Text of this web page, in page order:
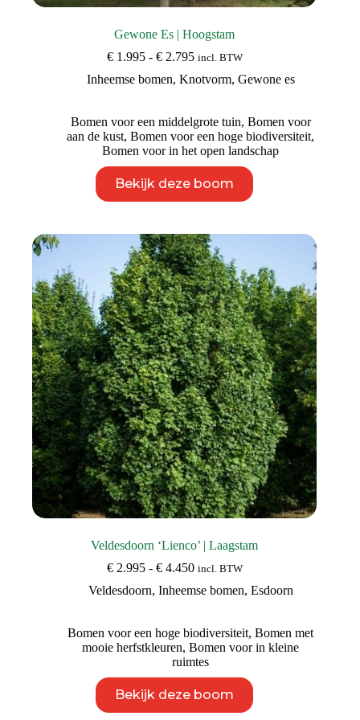
Gewone Es | Hoogstam
€1.995 - €2.795Prijsklasse:
tot
incl. BTW
Inheemse bomen, Knotvorm, Gewone es
Bomen voor een middelgrote tuin, Bomen voor
aan de kust,Bomen voor een hoge biodiversiteit,
Bomen voor in het open landschap
Bekijk deze boom
product
heeft
Deze
optie
kan
gekozen
worden
op
de
productpagina
Veldesdoorn ‘Lienco’ | Laagstam
€2.995 - €4.450Prijsklasse:
tot
incl. BTW
Veldesdoorn, Inheemse bomen, Esdoorn
Bomen voor een hoge biodiversiteit,Bomen met
mooie herfstkleuren,Bomen voor in kleine
ruimtes
Bekijk deze boom
product
heeft